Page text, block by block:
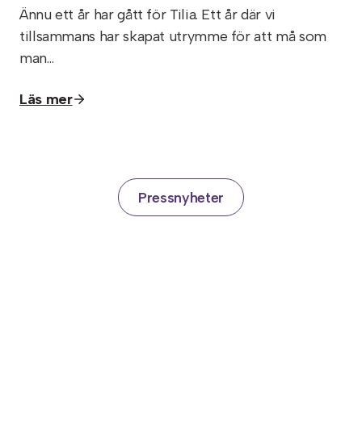
Ännu ett år har gått för Tilia. Ett år där vi
tillsammans har skapat utrymme för att må som
man…
Läs mer
Pressnyheter